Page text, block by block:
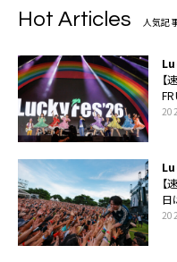
Hot Articles 人気記
【
た
【
日
の